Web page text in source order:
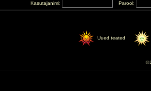
Kasutajanimi: Parool:
Uued teated
©